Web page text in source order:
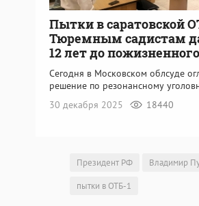
Пытки в саратовской
Тюремным садистам
12 лет до пожизненного
Сегодня в Московском облсуде
решение по резонансному
30 декабря 2025
18440
Президент РФ Владимир
пытки в ОТБ-1